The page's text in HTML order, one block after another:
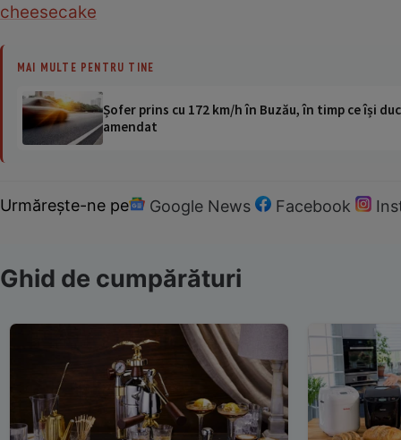
cheesecake
MAI MULTE PENTRU TINE
Șofer prins cu 172 km/h în Buzău, în timp ce își
amendat
Urmărește-ne pe Google News Facebook
Ghid de cumpărături